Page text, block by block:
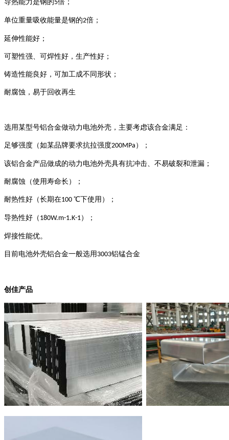
导热能力是钢的5倍；
单位重量吸收能量是钢的2倍；
延伸性能好；
可塑性强、可焊性好，生产性好；
铸造性能良好，可加工成不同形状；
耐腐蚀，易于回收再生
选用某型号铝合金做动力电池外壳，主要考虑该合金满足：
足够强度（如某品牌要求抗拉强度200MPa ）；
该铝合金产品做成的动力电池外壳具有抗冲击、不易破裂和泄漏；
耐腐蚀（使用寿命长）；
耐热性好（长期在100 ℃下使用）；
导热性好（ 180W.m-1.K-1）；
焊接性能优。
目前电池外壳铝合金一般选用 3003铝锰合金
创佳产品